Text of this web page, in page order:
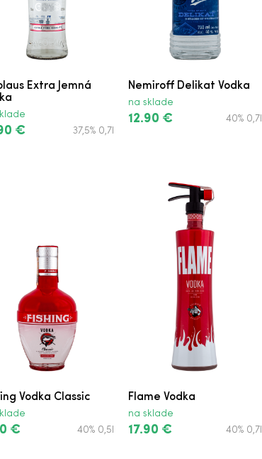
Extra Jemná
€ 37,5% 0,7l
Nemiroff Delikat Vodka
na sklade
12.90 € 40% 0,7l
Vodka Classic
€ 40% 0,5l
Flame Vodka
na sklade
17.90 € 40% 0,7l